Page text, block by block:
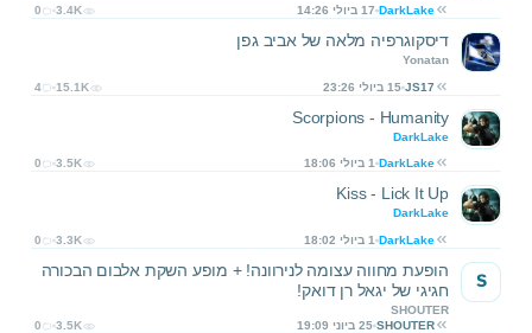
DarkLake 17 ביולי 14:26 0 3.4K
דיסקוגרפיה מלאה של אביב גפן
Yonatan
JS17 15 ביולי 23:26 4 15.1K
Scorpions - Humanity
DarkLake
DarkLake 1 ביולי 18:06 0 3.5K
Kiss - Lick It Up
DarkLake
DarkLake 1 ביולי 18:02 0 3.3K
הופעת מחווה עצומה לנירוונה! + מופע השקת אלבום הבכורה
חגיגי של יגאל רן דואק!
SHOUTER
SHOUTER 25 ביוני 19:09 0 3.5K
S